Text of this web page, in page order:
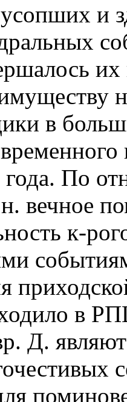
и
их
в
года. По
вечное
к-
в
Д.